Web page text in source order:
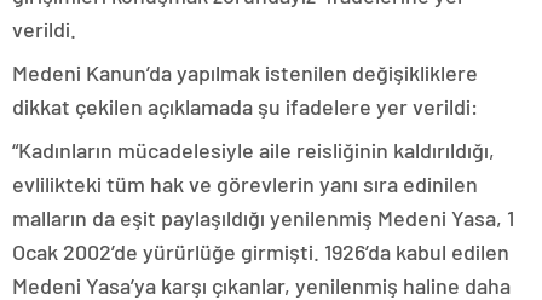
verildi.
Medeni Kanun’da yapılmak istenilen değişikliklere
dikkat çekilen açıklamada şu ifadelere yer verildi:
“Kadınların mücadelesiyle aile reisliğinin kaldırıldığı,
evlilikteki tüm hak ve görevlerin yanı sıra edinilen
malların da eşit paylaşıldığı yenilenmiş Medeni Yasa, 1
Ocak 2002’de yürürlüğe girmişti. 1926’da kabul edilen
Medeni Yasa’ya karşı çıkanlar, yenilenmiş haline daha